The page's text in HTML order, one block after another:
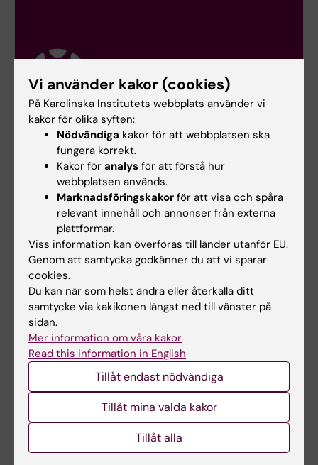
Lärplattformen Canvas
Logga in i Canvas
Lär dig använda Canvas i Canvas studentguide
Student på KI
Vi använder kakor (cookies)
På Karolinska Institutets webbplats använder vi
kakor för olika syften:
Nödvändiga kakor för att webbplatsen ska
fungera korrekt.
Kakor för analys för att förstå hur
webbplatsen används.
Marknadsföringskakor för att visa och spåra
relevant innehåll och annonser från externa
plattformar.
Viss information kan överföras till länder utanför EU.
Genom att samtycka godkänner du att vi sparar
cookies.
Du kan när som helst ändra eller återkalla ditt
samtycke via kakikonen längst ned till vänster på
sidan.
Mer information om våra kakor
Read this information in English
Tillåt endast nödvändiga
Tillåt mina valda kakor
Tillåt alla